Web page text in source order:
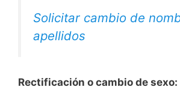
Solicitar cambio de
apellidos
Rectificación o cambio de sexo: